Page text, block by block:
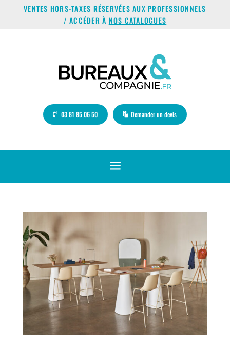
VENTES HORS-TAXES RÉSERVÉES AUX PROFESSIONNELS
/ ACCÉDER À NOS CATALOGUES
03 81 85 06 50 Demander un devis
a